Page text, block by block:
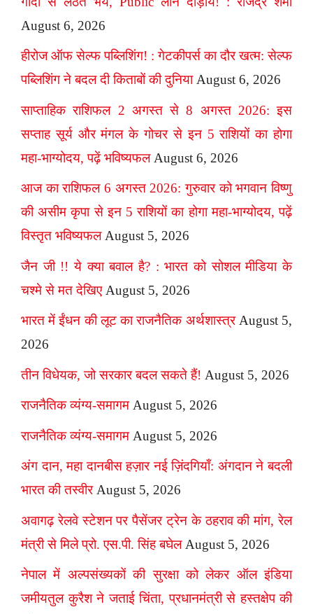
August 6, 2026
हीरोज ऑफ सेल्फ पब्लिशिंग! : गेटकीपर्स का दौर खत्म: सेल्फ
पब्लिशिंग ने बदल दी किताबों की दुनिया August 6, 2026
साप्ताहिक राशिफल 2 अगस्त से 8 अगस्त 2026: इस
सप्ताह सूर्य और मंगल के गोचर से इन 5 राशियों का होगा
महा-भाग्योदय, पढ़ें भविष्यफल August 6, 2026
आज का राशिफल 6 अगस्त 2026: गुरुवार को भगवान विष्णु
की असीम कृपा से इन 5 राशियों का होगा महा-भाग्योदय, पढ़ें
विस्तृत भविष्यफल August 5, 2026
जैन जी !! ये क्या बवाल है? : भारत को सोशल मीडिया के
चश्मे से मत देखिए August 5, 2026
भारत में ईंधन की लूट का राजनैतिक अर्थशास्त्र August 5,
2026
तीन विधेयक, जो सरकार बदल सकते हैं! August 5, 2026
राजनैतिक व्यंग्य-समागम August 5, 2026
राजनैतिक व्यंग्य-समागम August 5, 2026
अंग दान, महा दानबीस हज़ार नई ज़िंदगियाँ: अंगदान ने बदली
भारत की तस्वीर August 5, 2026
अवागढ़ रेलवे स्टेशन पर पैसेंजर ट्रेन के ठहराव की मांग, रेल
मंत्री से मिले प्रो. एस.पी. सिंह बघेल August 5, 2026
नेपाल में अल्पसंख्यकों की सुरक्षा को लेकर ऑल इंडिया
जमीयतुल कुरैश ने जताई चिंता, प्रधानमंत्री से हस्तक्षेप की